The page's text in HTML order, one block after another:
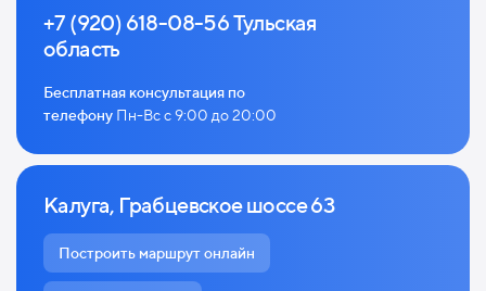
+7 (920) 618-08-56 Тульская
область
Бесплатная консультация по
телефону Пн-Вс с 9:00 до 20:00
Калуга, Грабцевское шоссе 63
Построить маршрут онлайн